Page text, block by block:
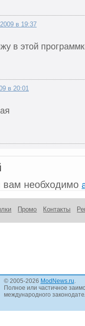
в 19:37
в этой
в 20:01
вам необходимо
Промо Контакты
© 2005-2026 ModNews.ru
Полное или частичное
международного